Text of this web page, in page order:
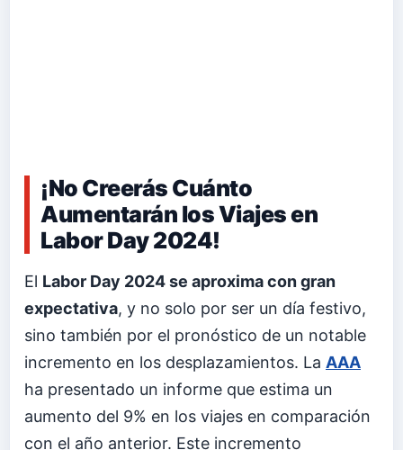
¡No Creerás Cuánto
Aumentarán los Viajes en
Labor Day 2024!
El Labor Day 2024 se aproxima con gran
expectativa, y no solo por ser un día festivo,
sino también por el pronóstico de un notable
incremento en los desplazamientos. La AAA
ha presentado un informe que estima un
aumento del 9% en los viajes en comparación
con el año anterior. Este incremento